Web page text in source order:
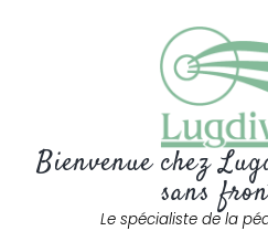
Bienvenue chez
sans
Le spécialiste de la